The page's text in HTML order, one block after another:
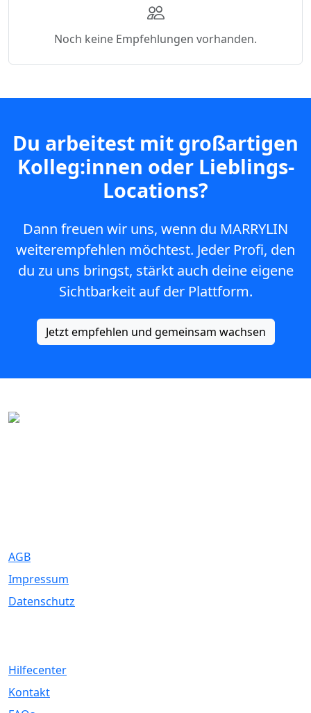
Noch keine Empfehlungen vorhanden.
Du arbeitest mit großartigen
Kolleg:innen oder Lieblings-
Locations?
Dann freuen wir uns, wenn du MARRYLIN
weiterempfehlen möchtest. Jeder Profi, den
du zu uns bringst, stärkt auch deine eigene
Sichtbarkeit auf der Plattform.
Jetzt empfehlen und gemeinsam wachsen
AGB
Impressum
Datenschutz
Hilfecenter
Kontakt